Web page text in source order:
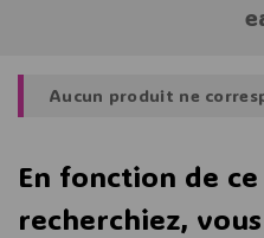
Aucun produit ne
En fonction de
recherchiez,